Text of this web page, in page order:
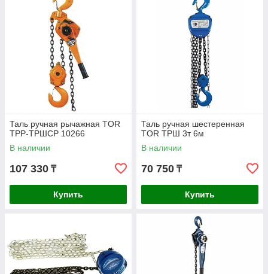
Таль ручная рычажная TOR
ТРР-ТРШСР 10266
В наличии
107 330 ₸
Купить
Таль ручная шестеренная
TOR ТРШ 3т 6м
В наличии
70 750 ₸
Купить